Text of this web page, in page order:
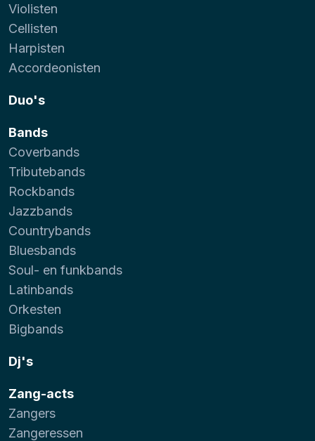
Violisten
Cellisten
Harpisten
Accordeonisten
Duo's
Bands
Coverbands
Tributebands
Rockbands
Jazzbands
Countrybands
Bluesbands
Soul- en funkbands
Latinbands
Orkesten
Bigbands
Dj's
Zang-acts
Zangers
Zangeressen